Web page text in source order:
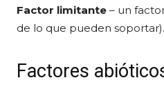
Factor limitante – un
de lo que pueden soportar).
Factores